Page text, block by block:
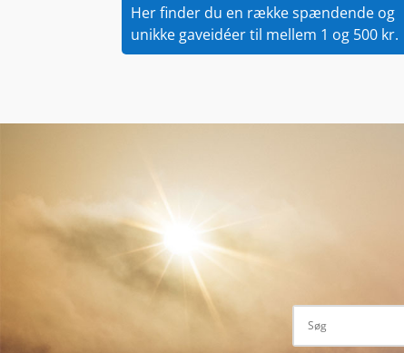
Her finder du en række spændende og
unikke gaveidéer til mellem 1 og 500 kr.